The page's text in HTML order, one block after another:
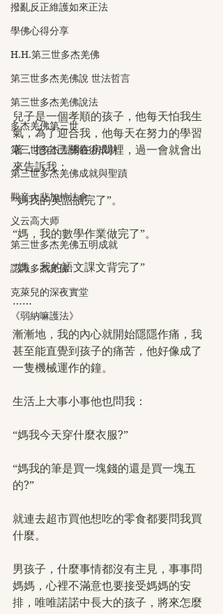
撥亂反正維護如來正法
學佛心得分享
H.H.第三世多杰羌佛
第三世多杰羌佛說 世法哲言
第三世多杰羌佛說法
多杰羌佛第三世
第三世多杰羌佛藝術成就
第三世多杰羌佛成就與聖蹟
觀音大悲加持法會
义云高大师
第三世多杰羌佛五明成就
認識多杰羌佛
克萊兒的深夜實堂
《弱納嘛護法》
兒子是一個孝順的孩子，他每天怕我生
氣，為了迎合我，他每天在努力的學習
著，把自己關在房間裡，過一會就會出
來告訴我：
“媽我的英語讀完了”。
“媽，我的數學作業做完了”。
“媽，我的語文課文背完了”
……
漸漸地，我的內心就開始隱隱作痛，我
甚至能直覺到孩子的痛苦，他好像成了
一隻機械運作的鐘。
生活上大事小事他也問我：
“媽我今天穿什麼衣服?”
“媽我的筆是買一塊錢的還是買一塊五
的?”
就連去超市買他想吃的零食都要問我買
什麼。
男孩子，什麼事情都沒有主見，事事問
媽媽，心裡不滿意也要接受媽媽的安
排，唯唯諾諾中長大的孩子，將來怎麼